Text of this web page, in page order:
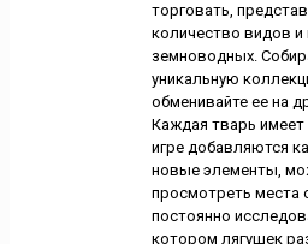
торговать,
количество видов и
земноводных.
уникальную
обменивайте ее на
Каждая тварь
игре добавляются
новые элементы,
просмотреть места
постоянно
котором лягушек